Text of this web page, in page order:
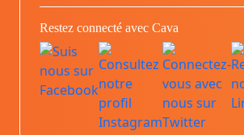
Restez connecté avec Cava